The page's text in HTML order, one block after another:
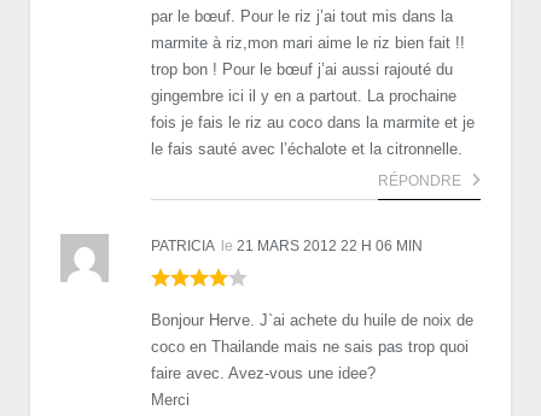
par le bœuf. Pour le riz j’ai tout mis dans la
marmite à riz,mon mari aime le riz bien fait !!
trop bon ! Pour le bœuf j’ai aussi rajouté du
gingembre ici il y en a partout. La prochaine
fois je fais le riz au coco dans la marmite et je
le fais sauté avec l’échalote et la citronnelle.
RÉPONDRE
PATRICIA le 21 MARS 2012 22 H 06 MIN
Bonjour Herve. J`ai achete du huile de noix de
coco en Thailande mais ne sais pas trop quoi
faire avec. Avez-vous une idee?
Merci